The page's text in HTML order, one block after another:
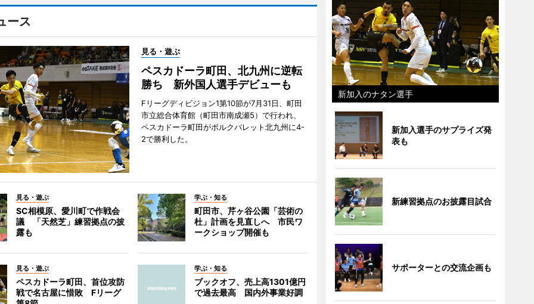
ース
見る・遊ぶ
ペスカドーラ町田、北九州に逆転
勝ち 新外国人選手デビューも
Fリーグディビジョン1第10節が7月31日、町田
市立総合体育館（町田市南成瀬5）で行われ、
ペスカドーラ町田がボルクバレット北九州に4-
2で勝利した。
見る・遊ぶ
SC相模原、愛川町で作戦会
議 「天然芝」練習拠点の披
露も
学ぶ・知る
町田市、芹ヶ谷公園「芸術の
杜」計画を見直しへ 市民ワ
ークショップ開催も
見る・遊ぶ
ペスカドーラ町田、首位攻防
戦で名古屋に惜敗 Fリーグ
学ぶ・知る
ブックオフ、売上高1301億円
で過去最高 国内外事業好調
新加入のナタン選手
新加入選手のサプライズ発
表も
新練習拠点のお披露目試合
サポーターとの交流企画も